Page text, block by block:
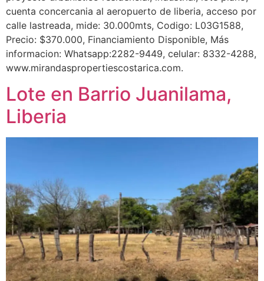
cuenta concercania al aeropuerto de liberia, acceso por
calle lastreada, mide: 30.000mts, Codigo: L03G1588,
Precio: $370.000, Financiamiento Disponible, Más
informacion: Whatsapp:2282-9449, celular: 8332-4288,
www.mirandaspropertiescostarica.com.
Lote en Barrio Juanilama,
Liberia